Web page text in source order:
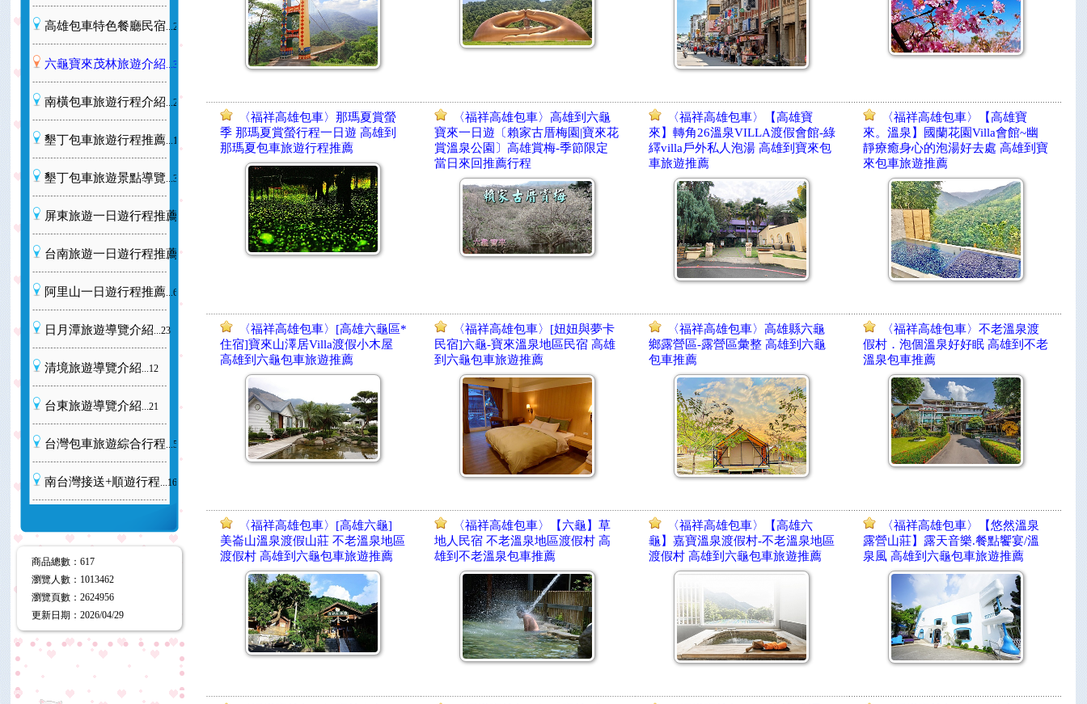
高雄包車特色餐廳民宿...20
六龜寶來茂林旅遊介紹...35
南橫包車旅遊行程介紹...23
墾丁包車旅遊行程推薦...15
墾丁包車旅遊景點導覽...35
屏東旅遊一日遊行程推薦
台南旅遊一日遊行程推薦 ...26
阿里山一日遊行程推薦...67
日月潭旅遊導覽介紹...23
清境旅遊導覽介紹...12
台東旅遊導覽介紹...21
台灣包車旅遊綜合行程...57
南台灣接送+順遊行程...16
商品總數 ：617
瀏覽人數 ： 1013462
瀏覽頁數 ：2624956
更新日期 ：2026/04/29
〈福祥高雄包車〉那瑪夏賞螢
季 那瑪夏賞螢行程一日遊 高雄到
那瑪夏包車旅遊行程推薦
〈福祥高雄包車〉高雄到六龜
寶來一日遊〔賴家古厝梅園|寶來花
賞溫泉公園〕高雄賞梅-季節限定
當日來回推薦行程
〈福祥高雄包車〉【高雄寶
來】轉角26溫泉VILLA渡假會館-綠
繹villa戶外私人泡湯 高雄到寶來包
車旅遊推薦
〈福祥高雄包車〉【高雄寶
來。溫泉】國蘭花園Villa會館~幽
靜療癒身心的泡湯好去處 高雄到寶
來包車旅遊推薦
〈福祥高雄包車〉[高雄六龜區*
住宿]寶來山澤居Villa渡假小木屋
高雄到六龜包車旅遊推薦
〈福祥高雄包車〉[妞妞與夢卡
民宿]六龜-寶來溫泉地區民宿 高雄
到六龜包車旅遊推薦
〈福祥高雄包車〉高雄縣六龜
鄉露營區-露營區彙整 高雄到六龜
包車推薦
〈福祥高雄包車〉不老溫泉渡
假村．泡個溫泉好好眠 高雄到不老
溫泉包車推薦
〈福祥高雄包車〉[高雄六龜]
美崙山溫泉渡假山莊 不老溫泉地區
渡假村 高雄到六龜包車旅遊推薦
〈福祥高雄包車〉【六龜】草
地人民宿 不老溫泉地區渡假村 高
雄到不老溫泉包車推薦
〈福祥高雄包車〉【高雄六
龜】嘉寶溫泉渡假村-不老溫泉地區
渡假村 高雄到六龜包車旅遊推薦
〈福祥高雄包車〉【悠然溫泉
露營山莊】露天音樂.餐點饗宴/溫
泉風 高雄到六龜包車旅遊推薦